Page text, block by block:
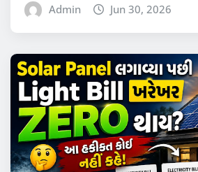
Admin Jun 30, 2026